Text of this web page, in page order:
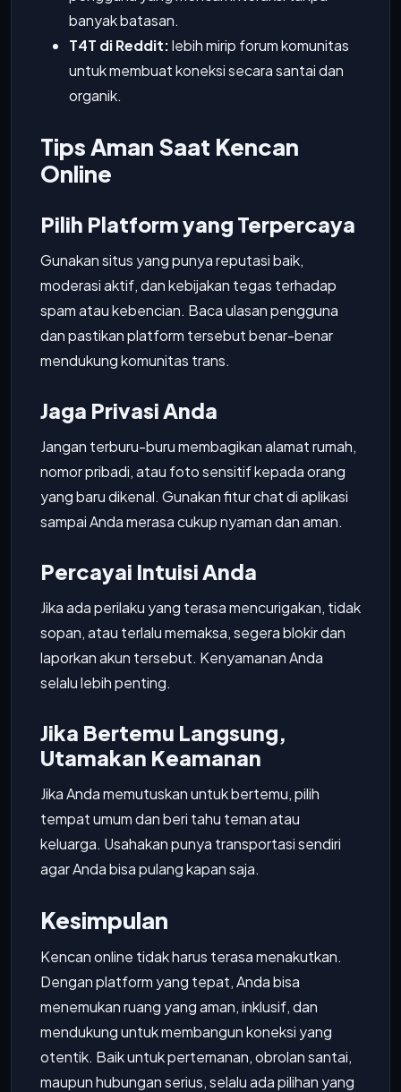
banyak batasan.
T4T di Reddit:lebih mirip forum komunitas
untuk membuat koneksi secara santai dan
organik.
Tips Aman Saat Kencan
Online
Pilih Platform yang Terpercaya
Gunakan situs yang punya reputasi baik,
moderasi aktif, dan kebijakan tegas terhadap
spam atau kebencian. Baca ulasan pengguna
dan pastikan platform tersebut benar-benar
mendukung komunitas trans.
Jaga Privasi Anda
Jangan terburu-buru membagikan alamat rumah,
nomor pribadi, atau foto sensitif kepada orang
yang baru dikenal. Gunakan fitur chat di aplikasi
sampai Anda merasa cukup nyaman dan aman.
Percayai Intuisi Anda
Jika ada perilaku yang terasa mencurigakan, tidak
sopan, atau terlalu memaksa, segera blokir dan
laporkan akun tersebut. Kenyamanan Anda
selalu lebih penting.
Jika Bertemu Langsung,
Utamakan Keamanan
Jika Anda memutuskan untuk bertemu, pilih
tempat umum dan beri tahu teman atau
keluarga. Usahakan punya transportasi sendiri
agar Anda bisa pulang kapan saja.
Kesimpulan
Kencan online tidak harus terasa menakutkan.
Dengan platform yang tepat, Anda bisa
menemukan ruang yang aman, inklusif, dan
mendukung untuk membangun koneksi yang
otentik. Baik untuk pertemanan, obrolan santai,
maupun hubungan serius, selalu ada pilihan yang